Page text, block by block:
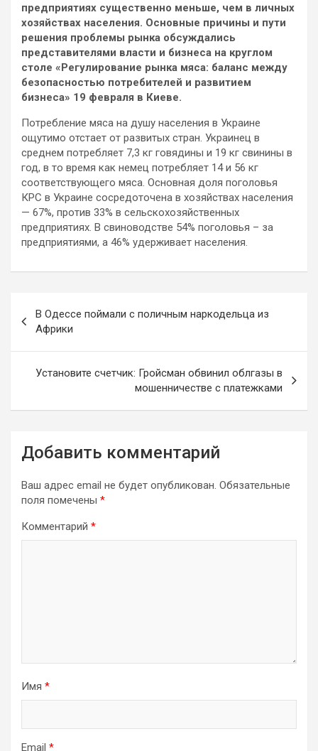
предприятиях существенно меньше, чем в личных
хозяйствах населения. Основные причины и пути
решения проблемы рынка обсуждались
представителями власти и бизнеса на круглом
столе «Регулирование рынка мяса: баланс между
безопасностью потребителей и развитием
бизнеса» 19 февраля в Киеве.
Потребление мяса на душу населения в Украине
ощутимо отстает от развитых стран. Украинец в
среднем потребляет 7,3 кг говядины и 19 кг свинины в
год, в то время как немец потребляет 14 и 56 кг
соответствующего мяса. Основная доля поголовья
КРС в Украине сосредоточена в хозяйствах населения
— 67%, против 33% в сельскохозяйственных
предприятиях. В свиноводстве 54% поголовья – за
предприятиями, а 46% удерживает населения.
по
записям
В Одессе поймали с поличным наркодельца из
Африки
Установите счетчик: Гройсман обвинил облгазы в
мошенничестве с платежками
Добавить комментарий
Ваш адрес email не будет опубликован. Обязательные
поля помечены *
Комментарий *
Имя *
Email *